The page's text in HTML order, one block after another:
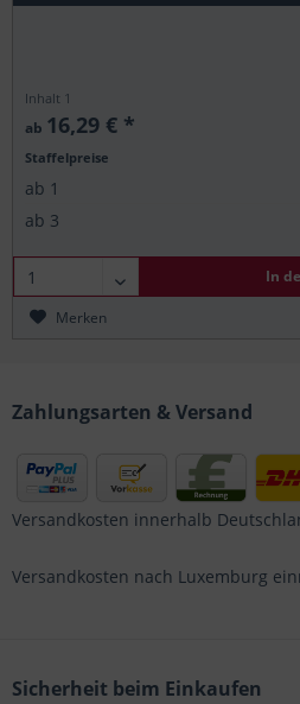
Inhalt 1
ab 16,29 € *
Staffelpreise
ab 1
ab 3
In
Merken
Zahlungsarten & Versand
Versandkosten innerhalb
Versandkosten nach Luxemburg
Sicherheit beim Einkaufen